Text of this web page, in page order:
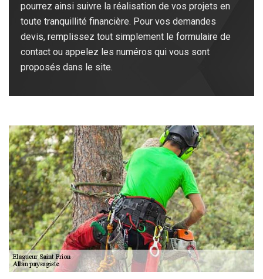
pourrez ainsi suivre la réalisation de vos projets en
toute tranquillité financière. Pour vos demandes
devis, remplissez tout simplement le formulaire de
contact ou appelez les numéros qui vous sont
proposés dans le site.